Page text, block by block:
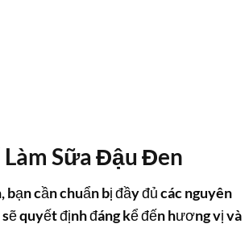
Sữa Đậu Đen
bạn cần chuẩn bị đầy đủ các nguyên
quyết định đáng kể đến hương vị và